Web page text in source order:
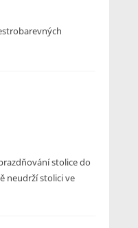
stolice do
neudrží stolici ve